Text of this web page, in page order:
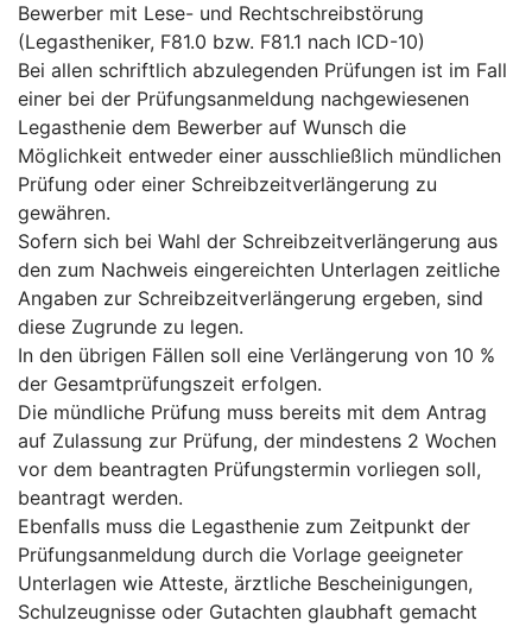
Bewerber mit Lese- und Rechtschreibstörung
(Legastheniker, F81.0 bzw. F81.1 nach ICD-10)
Bei allen schriftlich abzulegenden Prüfungen ist im Fall
einer bei der Prüfungsanmeldung nachgewiesenen
Legasthenie dem Bewerber auf Wunsch die
Möglichkeit entweder einer ausschließlich mündlichen
Prüfung oder einer Schreibzeitverlängerung zu
gewähren.
Sofern sich bei Wahl der Schreibzeitverlängerung aus
den zum Nachweis eingereichten Unterlagen zeitliche
Angaben zur Schreibzeitverlängerung ergeben, sind
diese Zugrunde zu legen.
In den übrigen Fällen soll eine Verlängerung von 10 %
der Gesamtprüfungszeit erfolgen.
Die mündliche Prüfung muss bereits mit dem Antrag
auf Zulassung zur Prüfung, der mindestens 2 Wochen
vor dem beantragten Prüfungstermin vorliegen soll,
beantragt werden.
Ebenfalls muss die Legasthenie zum Zeitpunkt der
Prüfungsanmeldung durch die Vorlage geeigneter
Unterlagen wie Atteste, ärztliche Bescheinigungen,
Schulzeugnisse oder Gutachten glaubhaft gemacht